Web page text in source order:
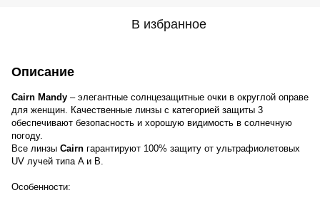
В избранное
Описание
Cairn Mandy – элегантные солнцезащитные очки в округлой оправе
для женщин. Качественные линзы с категорией защиты 3
обеспечивают безопасность и хорошую видимость в солнечную
погоду.
Все линзы Cairn гарантируют 100% защиту от ультрафиолетовых
UV лучей типа A и B.
Особенности: